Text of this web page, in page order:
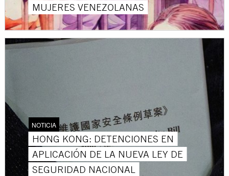
MUJERES VENEZOLANAS
NOTICIA
HONG KONG: DETENCIONES EN
APLICACIÓN DE LA NUEVA LEY DE
SEGURIDAD NACIONAL